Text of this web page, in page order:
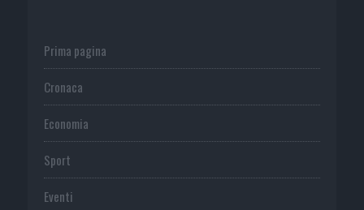
Prima pagina
Cronaca
Economia
Sport
Eventi